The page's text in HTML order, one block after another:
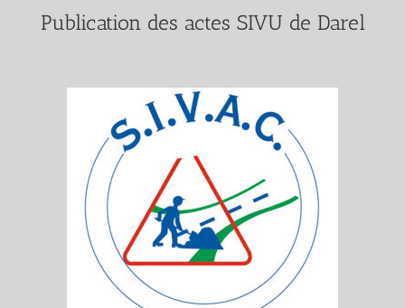
Publication des actes SIVU de Darel